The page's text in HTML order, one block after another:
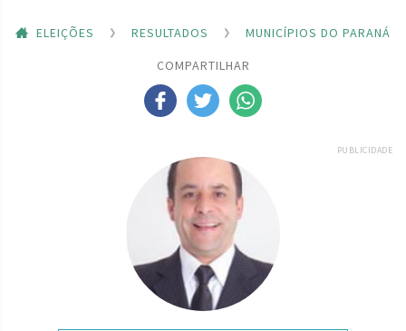
ELEIÇÕES RESULTADOS
MUNICÍPIOS DO PARANÁ
COMPARTILHAR
PUBLICIDADE